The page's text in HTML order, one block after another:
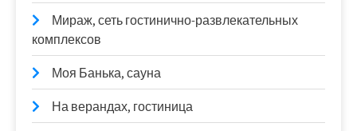
Мираж, сеть гостинично-развлекательных
комплексов
Моя Банька, сауна
На верандах, гостиница